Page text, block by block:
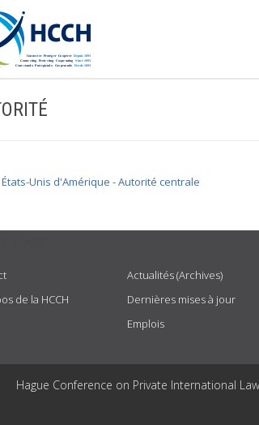
États-Unis d'Amérique - Autorité centrale
de la HCCH
Actualités (Archives)
Dernières mises à jour
Emplois
Hague Conference on Private International